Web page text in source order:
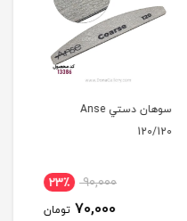
سوهان دستي Anse
120/120
90,000 23٪
70,000 تومان